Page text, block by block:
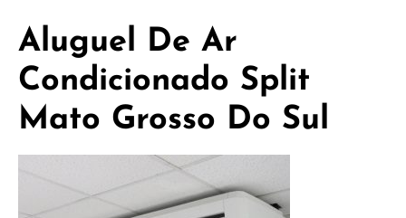
Aluguel De Ar
Condicionado Split
Mato Grosso Do Sul